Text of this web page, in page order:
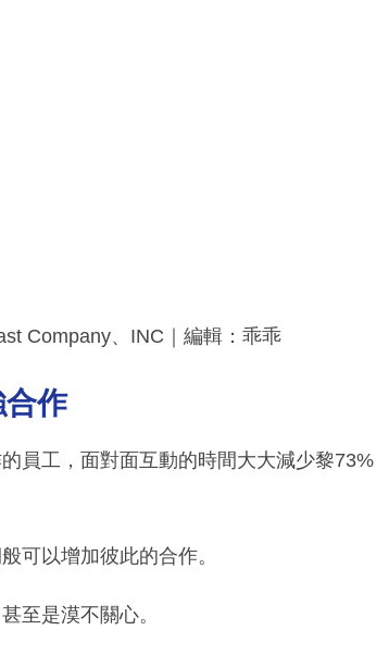
Company、INC｜編輯：乖乖
作
員工，面對面互動的時間大大減少黎
可以增加彼此的合作。
至是漠不關心。